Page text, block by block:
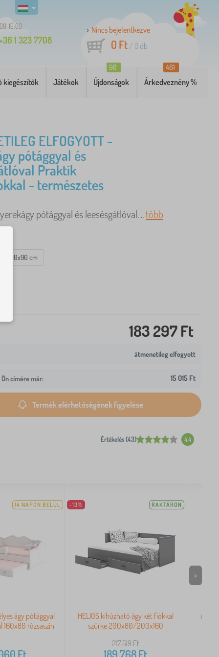
16:00
1 323 7708
Nincs bejelentkezve
0 Ft/ 0 db
kiegészítők Játékok Újdonságok
98
Árkedveznény %
461
ELFOGYOTT -
pótággyal és
Praktik
- természetes
pótággyal és leesésgátlóval. ..több
200x90 cm
183 297 Ft
átmenetileg elfogyott
címére már: 15 015 Ft
Termék elérhetőségének figyelése
Értékelés (43) 4.4
14 NAPON BELÜL
ágy pótággyal
160x80 rózsaszín
-13% RAKTÁRON
HELIOS kihúzható ágy két fiókkal
szürke 200x80/200x160
217 519Ft
>